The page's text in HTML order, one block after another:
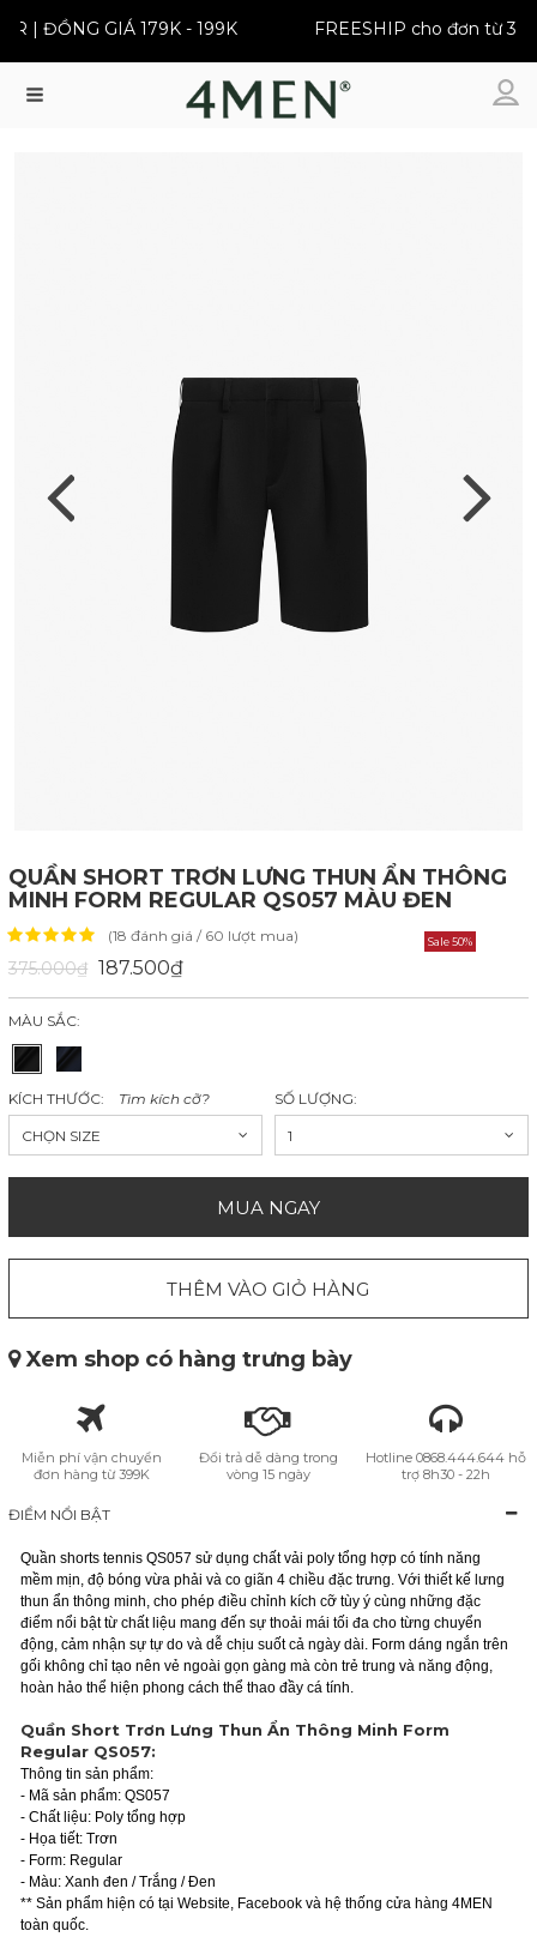
| ĐỒNG GIÁ 179K - 199K FREESHIP cho đơn từ 399K
QUẦN SHORT TRƠN LƯNG THUN ẨN THÔNG
MINH FORM REGULAR QS057 MÀU ĐEN
Sale 50%
(18 đánh giá / 60 lượt mua)
375.000₫ 187.500₫
MÀU SẮC:
KÍCH THƯỚC: Tìm kích cỡ?
CHỌN SIZE
SỐ LƯỢNG:
1
MUA NGAY
THÊM VÀO GIỎ HÀNG
Xem shop có hàng trưng bày
Miễn phí vận chuyển
đơn hàng từ 399K
Đổi trả dễ dàng trong
vòng 15 ngày
Hotline 0868.444.644 hỗ
trợ 8h30 - 22h
ĐIỂM NỔI BẬT
Quần shorts tennis QS057 sử dụng chất vải poly tổng hợp có tính năng
mềm mịn, độ bóng vừa phải và co giãn 4 chiều đặc trưng. Với thiết kế lưng
thun ẩn thông minh, cho phép điều chỉnh kích cỡ tùy ý cùng những đặc
điểm nổi bật từ chất liệu mang đến sự thoải mái tối đa cho từng chuyển
động, cảm nhận sự tự do và dễ chịu suốt cả ngày dài. Form dáng ngắn trên
gối không chỉ tạo nên vẻ ngoài gọn gàng mà còn trẻ trung và năng động,
hoàn hảo thể hiện phong cách thể thao đầy cá tính.
Quần Short Trơn Lưng Thun Ẩn Thông Minh Form
Regular QS057:
Thông tin sản phẩm:
- Mã sản phẩm: QS057
- Chất liệu: Poly tổng hợp
- Họa tiết: Trơn
- Form: Regular
- Màu: Xanh đen / Trắng / Đen
** Sản phẩm hiện có tại Website, Facebook và hệ thống cửa hàng 4MEN
toàn quốc.